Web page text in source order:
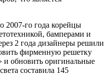
го года корейцы
бамперами и
2 года дизайнеры решили
фирменную решетку
и обновить оригинальные
составила 145